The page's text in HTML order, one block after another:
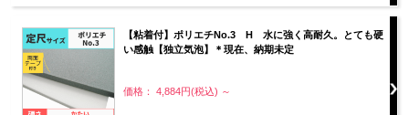
【粘着付】ポリエチNo.3 H 水に強く高耐久。とても硬
い感触【独立気泡】＊現在、納期未定
価格： 4,884円(税込) ～